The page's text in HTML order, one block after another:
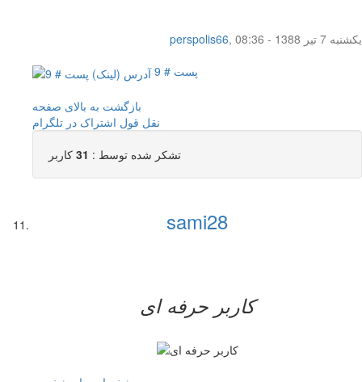
perspolis66,
یکشنبه 7 تیر 1388 - 08:36
پست # 9
بازگشت به بالای صفحه
نقل قول اشتراک در تلگرام
تشکر شده توسط : 31 کاربر
sami28
کاربر حرفه ای